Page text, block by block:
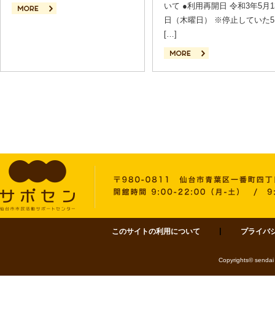
いて ●利用再開日 令和3年5月
日（木曜日） ※停止していた5
[…]
サポセン 仙台市市民活動サポートセンター 〒980-0811 仙台市青葉区一
このサイトの利用について プライバ
Copyrights©